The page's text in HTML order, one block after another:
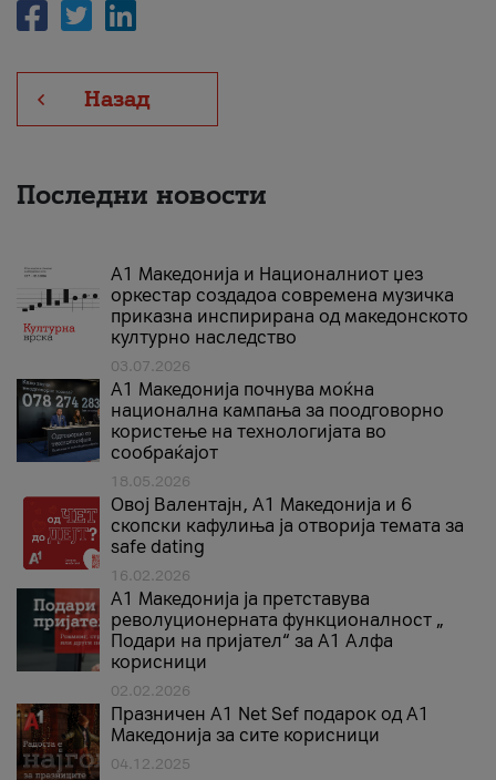
Назад
Последни новости
А1 Македонија и Националниот џез
оркестар создадоа современа музичка
приказна инспирирана од македонското
културно наследство
03.07.2026
A1 Македонија почнува моќна
национална кампања за поодговорно
користење на технологијата во
сообраќајот
18.05.2026
Овој Валентајн, A1 Македонија и 6
скопски кафулиња ја отворија темата за
safe dating
16.02.2026
А1 Македонија ја претставува
револуционерната функционалност „
Подари на пријател“ за А1 Алфа
корисници
02.02.2026
Празничен A1 Net Sеf подарок од А1
Македонија за сите корисници
04.12.2025